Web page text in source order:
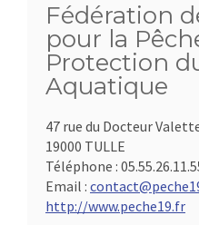
Fédération
pour la
Protection
Aquatique
47 rue du Docteur
19000 TULLE
Téléphone :
Email :
http://www.peche19.fr